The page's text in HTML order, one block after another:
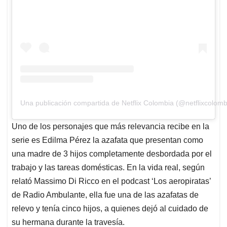
Una publicación compartida de Netflix Colombia
Uno de los personajes que más relevancia recibe en la
serie es Edilma Pérez la azafata que presentan como
una madre de 3 hijos completamente desbordada por el
trabajo y las tareas domésticas. En la vida real, según
relató Massimo Di Ricco en el podcast ‘Los aeropiratas’
de Radio Ambulante, ella fue una de las azafatas de
relevo y tenía cinco hijos, a quienes dejó al cuidado de
su hermana durante la travesía.